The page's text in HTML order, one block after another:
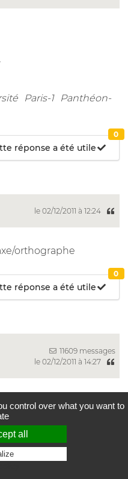
Paris-1 Panthéon-
réponse a été utile
0
le 02/12/2011 à 12:24
orthographe
réponse a été utile
0
11609 messages
le 02/12/2011 à 14:27
Po, hein !
control over what you want to
all